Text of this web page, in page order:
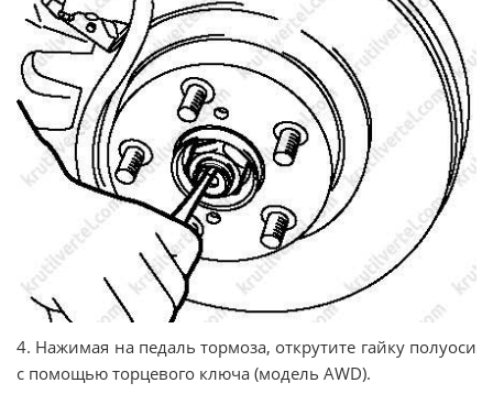
4. Нажимая на педаль тормоза, открутите гайку полуоси
с помощью торцевого ключа (модель AWD).